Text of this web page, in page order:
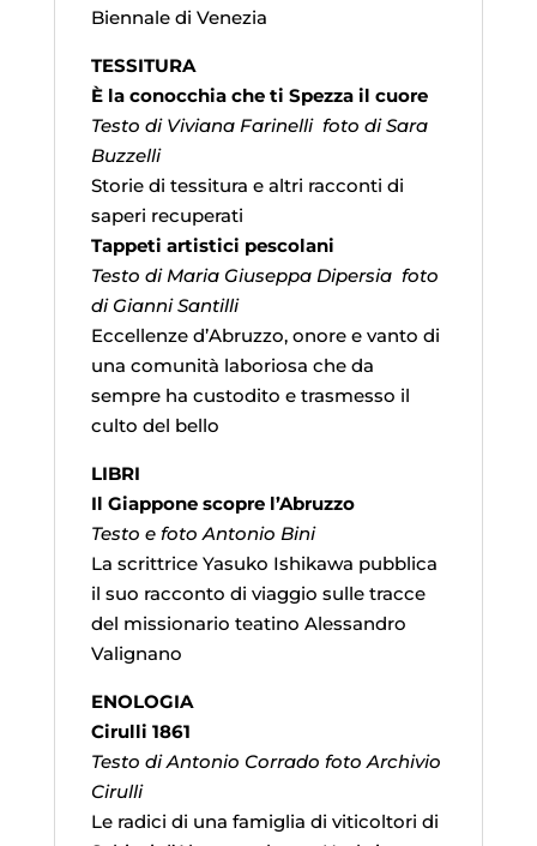
Biennale di Venezia
TESSITURA
È la conocchia che ti Spezza il cuore
Testo di Viviana Farinelli foto di Sara
Buzzelli
Storie di tessitura e altri racconti di
saperi recuperati
Tappeti artistici pescolani
Testo di Maria Giuseppa Dipersia foto
di Gianni Santilli
Eccellenze d’Abruzzo, onore e vanto di
una comunità laboriosa che da
sempre ha custodito e trasmesso il
culto del bello
LIBRI
Il Giappone scopre l’Abruzzo
Testo e foto Antonio Bini
La scrittrice Yasuko Ishikawa pubblica
il suo racconto di viaggio sulle tracce
del missionario teatino Alessandro
Valignano
ENOLOGIA
Cirulli 1861
Testo di Antonio Corrado foto Archivio
Cirulli
Le radici di una famiglia di viticoltori di